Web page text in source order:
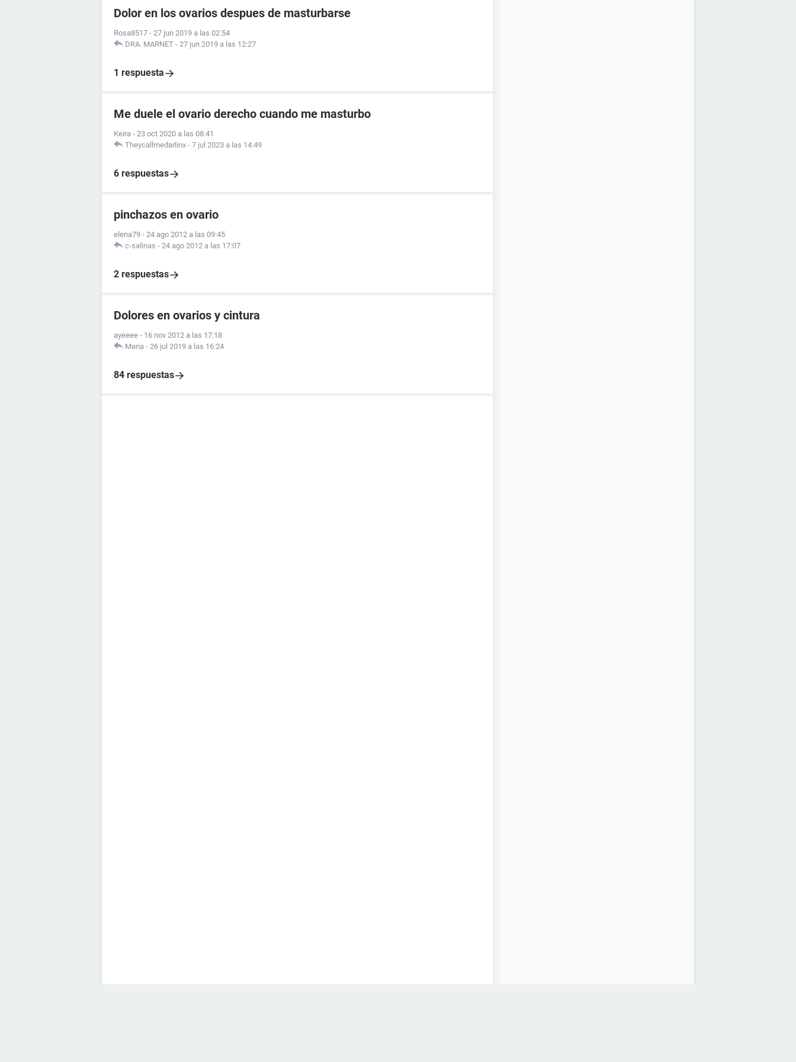
Dolor en los ovarios despues de masturbarse
Rosa8517 - 27 jun 2019 a las 02:54
DRA. MARNET - 27 jun 2019 a las 12:27
1 respuesta
Me duele el ovario derecho cuando me masturbo
Keira - 23 oct 2020 a las 08:41
Theycallmedarlinx - 7 jul 2023 a las 14:49
6 respuestas
pinchazos en ovario
elena79 - 24 ago 2012 a las 09:45
c-salinas - 24 ago 2012 a las 17:07
2 respuestas
Dolores en ovarios y cintura
ayeeee - 16 nov 2012 a las 17:18
Maria - 26 jul 2019 a las 16:24
84 respuestas